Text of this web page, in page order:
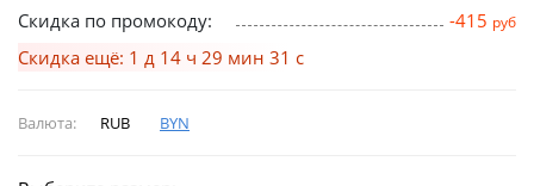
Скидка по промокоду: -415 руб
Скидка ещё: 1 д 14 ч 29 мин 31 с
Валюта: RUB BYN